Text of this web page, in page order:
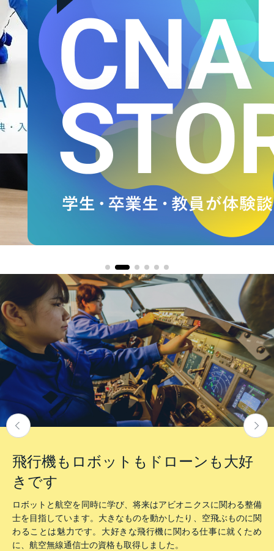
飛行機もロボットも ドローンも大好
きです
ロボットと航空を同時に学び、将来はアビオニクスに関わる整備
士を目指しています。大きなものを動かしたり、空飛ぶものに関
わることは魅力です。大好きな飛行機に関わる仕事に就くため
に、航空無線通信士の資格も取得しました。